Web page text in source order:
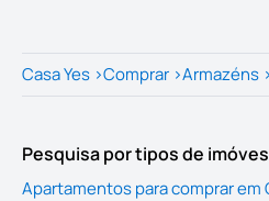
Casa Yes >Comprar >Armazéns >
Pesquisa por tipos de imóves
Apartamentos para comprar em